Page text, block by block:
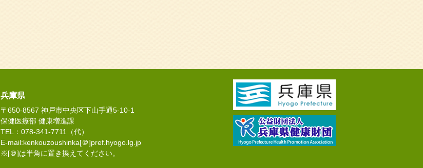
兵庫県
〒650-8567 神戸市中央区下山手通5-10-1
保健医療部 健康増進課
TEL：078-341-7711（代）
E-mail:kenkouzoushinka[＠]pref.hyogo.lg.jp
※[＠]は半角に置き換えてください。